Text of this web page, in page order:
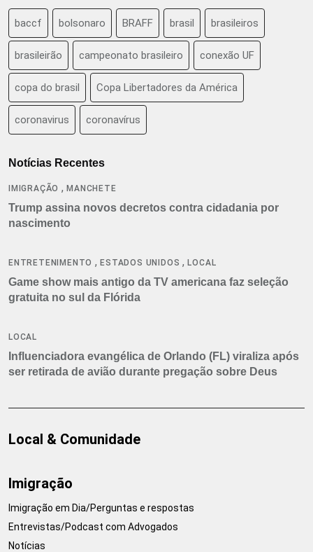
baccf bolsonaro BRAFF brasil brasileiros
brasileirão campeonato brasileiro conexão UF
copa do brasil Copa Libertadores da América
coronavirus coronavírus
Notícias Recentes
IMIGRAÇÃO ,MANCHETE
Trump assina novos decretos contra cidadania por
nascimento
ENTRETENIMENTO ,ESTADOS UNIDOS ,LOCAL
Game show mais antigo da TV americana faz seleção
gratuita no sul da Flórida
LOCAL
Influenciadora evangélica de Orlando (FL) viraliza após
ser retirada de avião durante pregação sobre Deus
Local & Comunidade
Imigração
Imigração em Dia/Perguntas e respostas
Entrevistas/Podcast com Advogados
Notícias